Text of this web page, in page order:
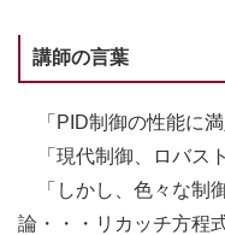
講師の言葉
「PID制御の性能に満
「現代制御、ロバス
「しかし、色々な制
論・・・リカッチ方程